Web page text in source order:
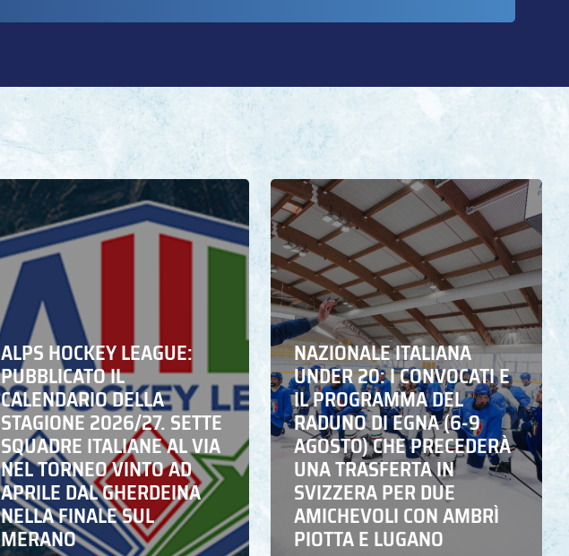
ALPS HOCKEY LEAGUE:
PUBBLICATO IL
CALENDARIO DELLA
STAGIONE 2026/27. SETTE
SQUADRE ITALIANE AL VIA
NEL TORNEO VINTO AD
APRILE DAL GHERDEINA
NELLA FINALE SUL
MERANO
NAZIONALE ITALIANA
UNDER 20: I CONVOCATI E
IL PROGRAMMA DEL
RADUNO DI EGNA (6-9
AGOSTO) CHE PRECEDERÀ
UNA TRASFERTA IN
SVIZZERA PER DUE
AMICHEVOLI CON AMBRÌ
PIOTTA E LUGANO